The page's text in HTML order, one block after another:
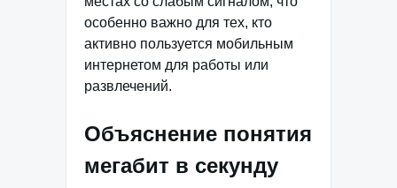
особенно важно для тех, кто
активно пользуется мобильным
интернетом для работы или
развлечений.
Объяснение понятия
мегабит в секунду